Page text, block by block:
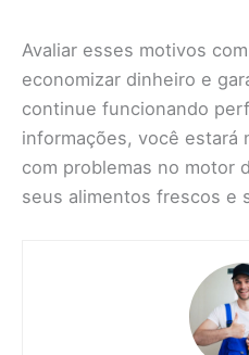
Avaliar esses motivos
economizar dinheiro e
continue funcionando
informações, você estará
com problemas no motor
seus alimentos frescos e